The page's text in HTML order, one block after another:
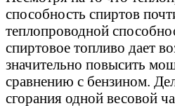
способность спиртов
теплопроводной
спиртовое топливо дает
значительно повысить
сравнению с бензином.
сгорания одной весовой